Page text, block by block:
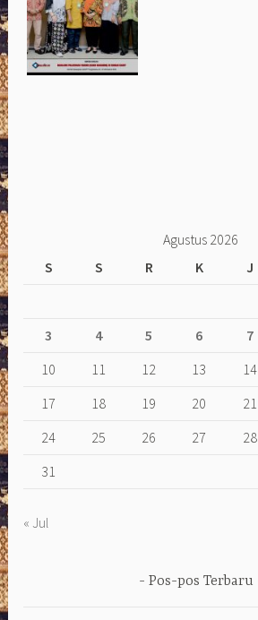
Agustus 2026
S
S R K J
3
4 5 6 7
10
11 12 13 14
17
18 19 20 21
24
25 26 27 28
31
« Jul
Pos-pos Terbaru